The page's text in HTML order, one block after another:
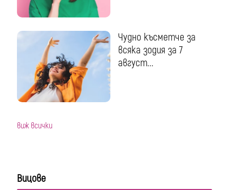
Чудно късметче за
всяка зодия за 7
август...
виж всички
Вицове